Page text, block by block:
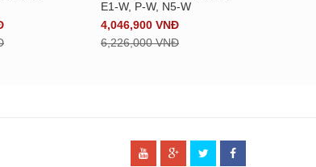
E1-W, P-W, N5-W
4,046,900 VNĐ
6,226,000 VNĐ